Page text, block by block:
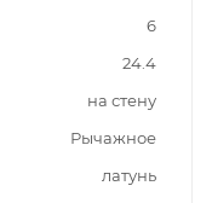
6
24.4
на стену
Рычажное
латунь